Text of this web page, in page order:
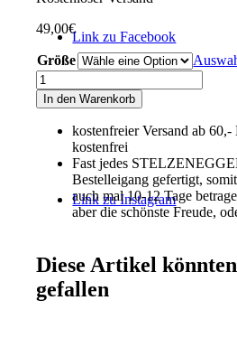
Link zu Facebook
Link zu Instagram
49,00€
Größe
Sweat-
Bermuda-
Shorts
„Typo-
schwarz
Menge
In den Warenkorb
kostenfreier Versand ab
kostenfrei
Fast jedes
Bestelleigang gefertigt,
auch mal 10-12 Tage
aber die schönste Freude,
Diese Artikel
gefallen